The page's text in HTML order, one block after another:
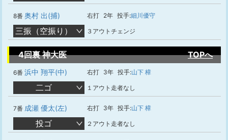
8番 奥村 出(捕) 右打 2年 投手:細川優守
三振（空振り） ３アウトチェンジ
4回裏 神大医 TOPへ
6番 浜中 翔平(中) 右打 3年 投手:山下 樟
二ゴ １アウト走者なし
7番 成瀬 優太(左) 右打 3年 投手:山下 樟
投ゴ ２アウト走者なし